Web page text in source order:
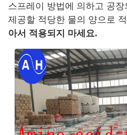
스프레이 방법에 의하고 공
제공할 적당한 물의 양으로
아서 적용되지 마세요.